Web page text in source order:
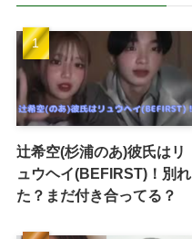
辻希空(杉浦のあ)彼氏はリ
ュウヘイ(BEFIRST)！別れ
た？まだ付き合ってる？